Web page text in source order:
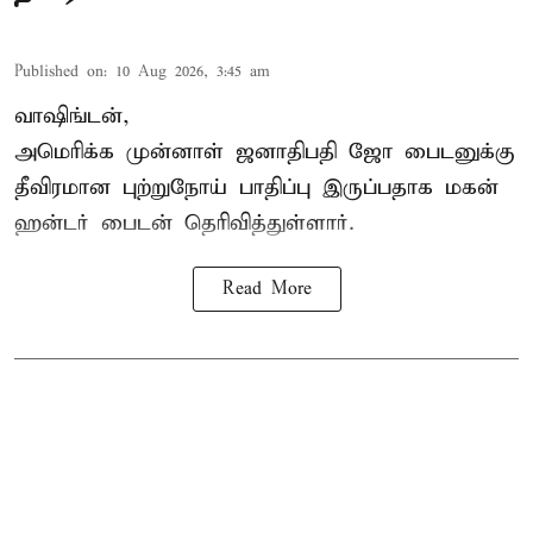
Published on: 10 Aug 2026, 3:45 am
வாஷிங்டன்,
அமெரிக்க முன்னாள் ஜனாதிபதி ஜோ பைடனுக்கு
தீவிரமான புற்றுநோய் பாதிப்பு இருப்பதாக மகன்
ஹன்டர் பைடன் தெரிவித்துள்ளார்.
Read More